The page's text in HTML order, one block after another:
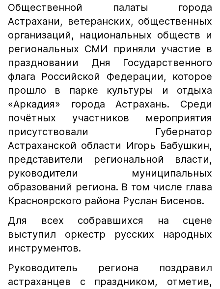
Общественной палаты города
Астрахани, ветеранских, общественных
организаций, национальных обществ и
региональных СМИ приняли участие в
праздновании Дня Государственного
флага Российской Федерации, которое
прошло в парке культуры и отдыха
«Аркадия» города Астрахань. Среди
почётных участников мероприятия
присутствовали Губернатор
Астраханской области Игорь Бабушкин,
представители региональной власти,
руководители муниципальных
образований региона. В том числе глава
Красноярского района Руслан Бисенов.
Для всех собравшихся на сцене
выступил оркестр русских народных
инструментов.
Руководитель региона поздравил
астраханцев с праздником, отметив,